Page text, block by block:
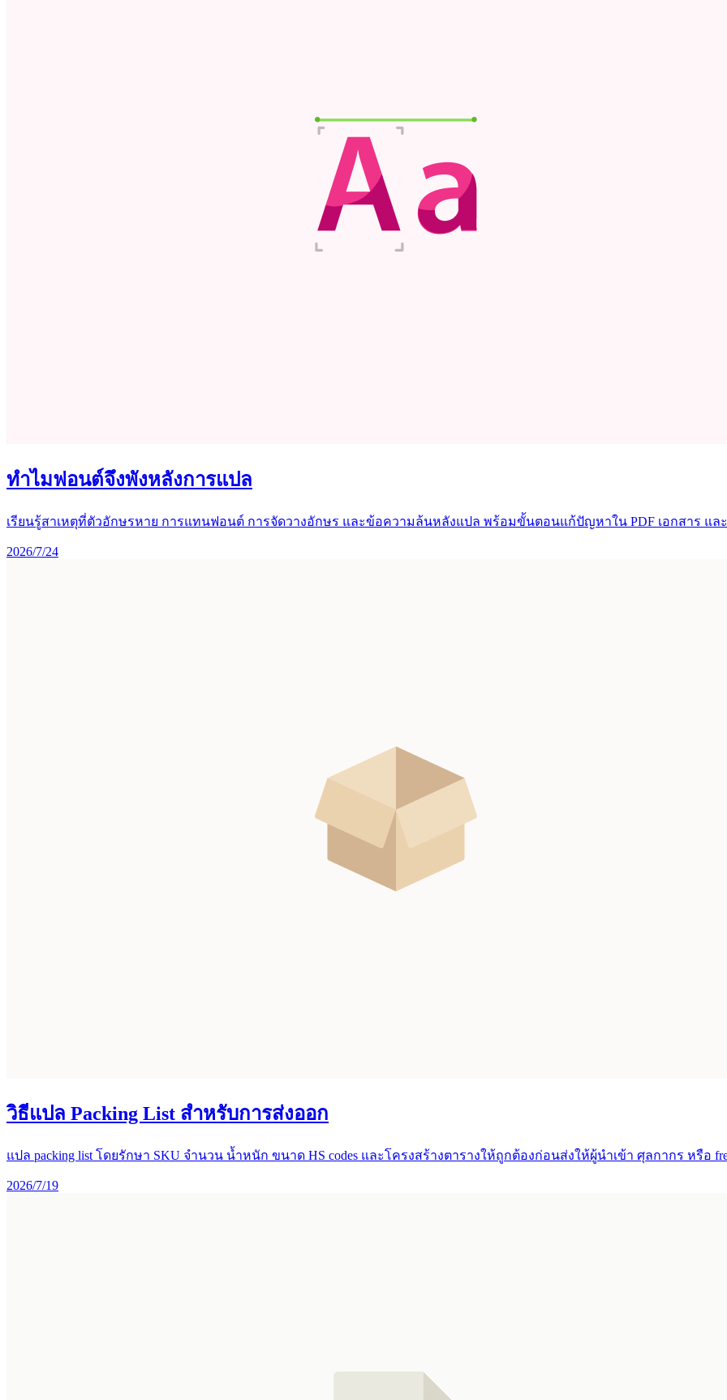
ทำไมฟอนต์จึงพังหลังการแปล
เรียนรู้สาเหตุที่ตัวอักษรหาย การแทนฟอนต์ การจัดวางอักษร และข้อความล้นหลังแปล พร้อมขั้นตอนแก้ปัญหาใน PDF เอกสาร แล
2026/7/24
วิธีแปล Packing List สำหรับการส่งออก
แปล packing list โดยรักษา SKU จำนวน น้ำหนัก ขนาด HS codes และโครงสร้างตารางให้ถูกต้องก่อนส่งให้ผู้นำเข้า ศุลกากร หรือ
2026/7/19